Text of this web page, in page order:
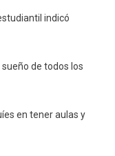
indicó
de todos los
en tener aulas y